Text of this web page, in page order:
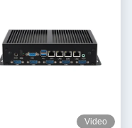
Video